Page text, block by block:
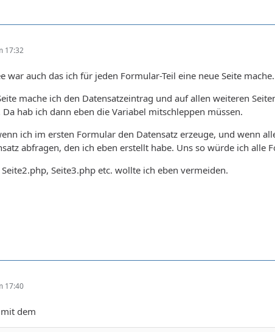
17:32
war auch das ich für jeden Formular-Teil eine neue Seite mache.
mache ich den Datensatzeintrag und auf allen weiteren
hab ich dann eben die Variabel mitschleppen müssen.
ich im ersten Formular den Datensatz erzeuge, und wenn
abfragen, den ich eben erstellt habe. Uns so würde ich alle
Seite3.php etc. wollte ich eben vermeiden.
17:40
dem